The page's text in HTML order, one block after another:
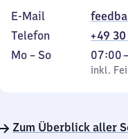
E-Mail
Telefon
+49
Montag
Mo – So,
inkl. Feiertage
07:00–
Von
7
22
inkl.
Zum Überblick aller